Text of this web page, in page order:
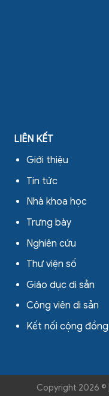
LIÊN KẾT
Giới thiệu
Tin tức
Nhà khoa học
Trưng bày
Nghiên cứu
Thư viện số
Giáo dục di sản
Công viên di sản
Kết nối cộng đồng
Copyright 2026 ©